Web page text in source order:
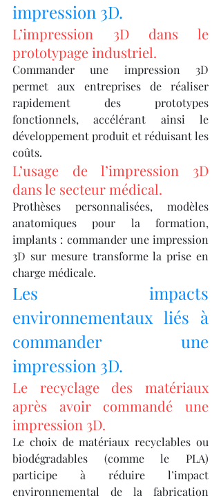
impression 3D.
L’impression 3D dans le
prototypage industriel.
Commander une impression 3D
permet aux entreprises de réaliser
rapidement des prototypes
fonctionnels, accélérant ainsi le
développement produit et réduisant les
coûts.
L’usage de l’impression 3D
dans le secteur médical.
Prothèses personnalisées, modèles
anatomiques pour la formation,
implants : commander une impression
3D sur mesure transforme la prise en
charge médicale.
Les impacts
environnementaux liés à
commander une
impression 3D.
Le recyclage des matériaux
après avoir commandé une
impression 3D.
Le choix de matériaux recyclables ou
biodégradables (comme le PLA)
participe à réduire l’impact
environnemental de la fabrication